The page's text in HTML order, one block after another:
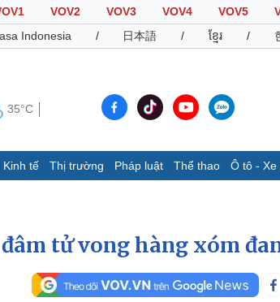
VOV2 VOV3 VOV4 VOV5
Indonesia / 日本語 / ខ្មែរ /
35°C
Kinh tế Thị trường Pháp luật Thể thao Ô tô - Xe
Cuộc sống đó đây
Hồ sơ
Ảnh
E-Magazine
Infographic
tử vong hàng xóm